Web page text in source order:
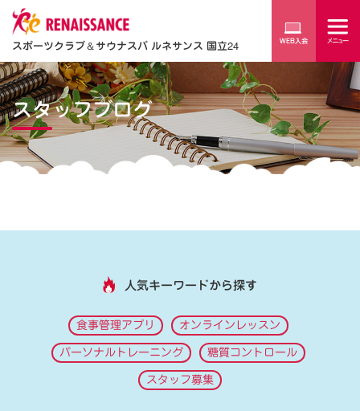
スポーツクラブ＆サウナスパ ルネサンス 国立24
スタッフブログ
人気キーワードから探す
食事管理アプリ オンラインレッスン
パーソナルトレーニング 糖質コントロール
スタッフ募集